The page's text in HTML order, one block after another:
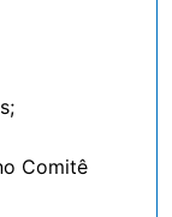
Comitê